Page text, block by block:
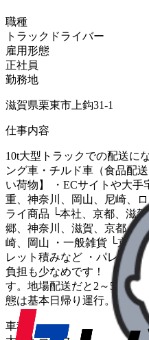
職種
トラックドライバー
雇用形態
正社員
勤務地
滋賀県栗東市上鈎31-1
仕事内容
10t大型トラックでの配送に
ング車・チルド車（食品配
い荷物】 ・ECサイトや大
重、神奈川、岡山、尼崎、
ライ商品 └本社、京都、滋
郷、神奈川、滋賀、京都 ・
崎、岡山 ・一般雑貨 └京都
レット積みなど ・パレット
負担も少なめです！ 【運行
す。地場配送だと2～5回、
態は基本日帰り運行。中長
車種